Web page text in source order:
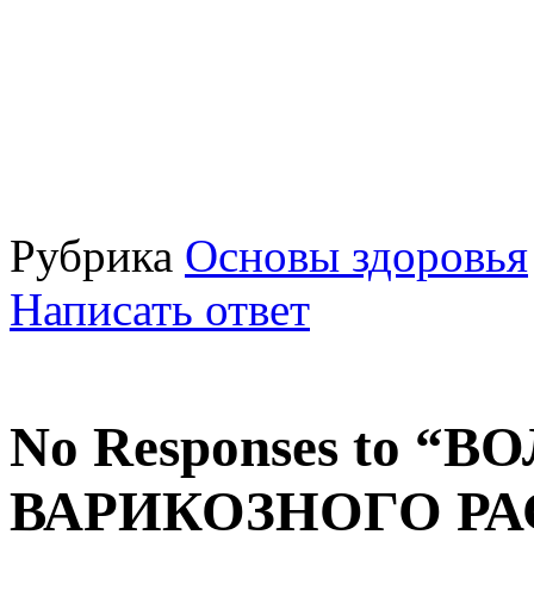
Рубрика Основы здоровья
Написать ответ
No Responses to
ВАРИКОЗНОГО